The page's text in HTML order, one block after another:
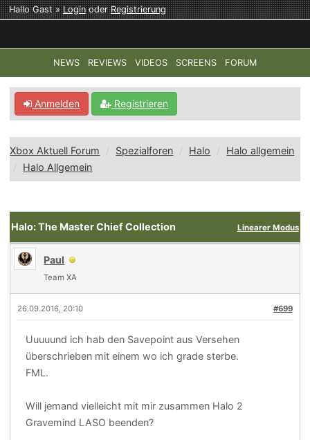
Hallo Gast »LoginoderRegistrierung
NEWS REVIEWS VIDEOS SCREENS FORUM
TOP-THEMEN: COD: MODERN WARFARE 4 HALO:
Anmelden Registrieren
Xbox Aktuell Forum Spezialforen Halo
Halo allgemein
Halo Allgemein
Linearer Modus
Halo: The Master Chief Collection
Paul
Team XA
#699
26.09.2016, 20:10
Uuuuund ich hab den Savepoint aus Versehen
überschrieben mit einem wo ich grade sterbe.
FML.
Will jemand vielleicht mit mir zusammen Halo 2
Gravemind LASO beenden?